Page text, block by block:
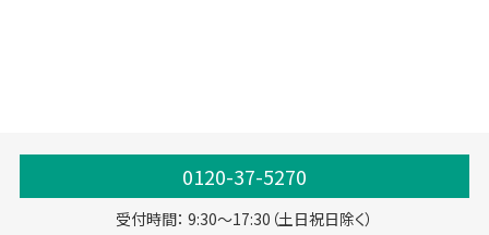
0120-37-5270
受付時間： 9:30～17:30（土日祝日除く）